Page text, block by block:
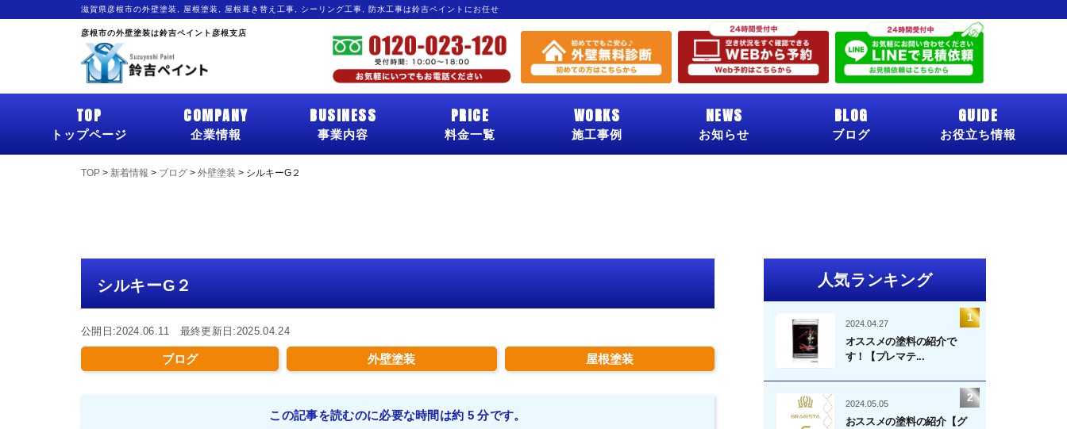
滋賀県彦根市の外壁塗装, 屋根塗装, 屋根葺き替え工事, シーリング工事, 防水工事は鈴吉ペイントにお任せ
彦根市の外壁塗装は鈴吉ペイント彦根支店
TOP
トップページ
COMPANY
企業情報
BUSINESS
事業内容
PRICE
料金一覧
WORKS
施工事例
NEWS
お知らせ
BLOG
ブログ
GUIDE
お役立ち情報
TOP > 新着情報 > ブログ > 外壁塗装 > シルキーG２
シルキーG２
公開日:2024.06.11 最終更新日:2025.04.24
ブログ 外壁塗装 屋根塗装
この記事を読むのに必要な時間は約 5 分です。
人気ランキング
2024.04.27
オススメの塗料の紹介で
す！【プレマテ...
2024.05.05
おススメの塗料の紹介【グ